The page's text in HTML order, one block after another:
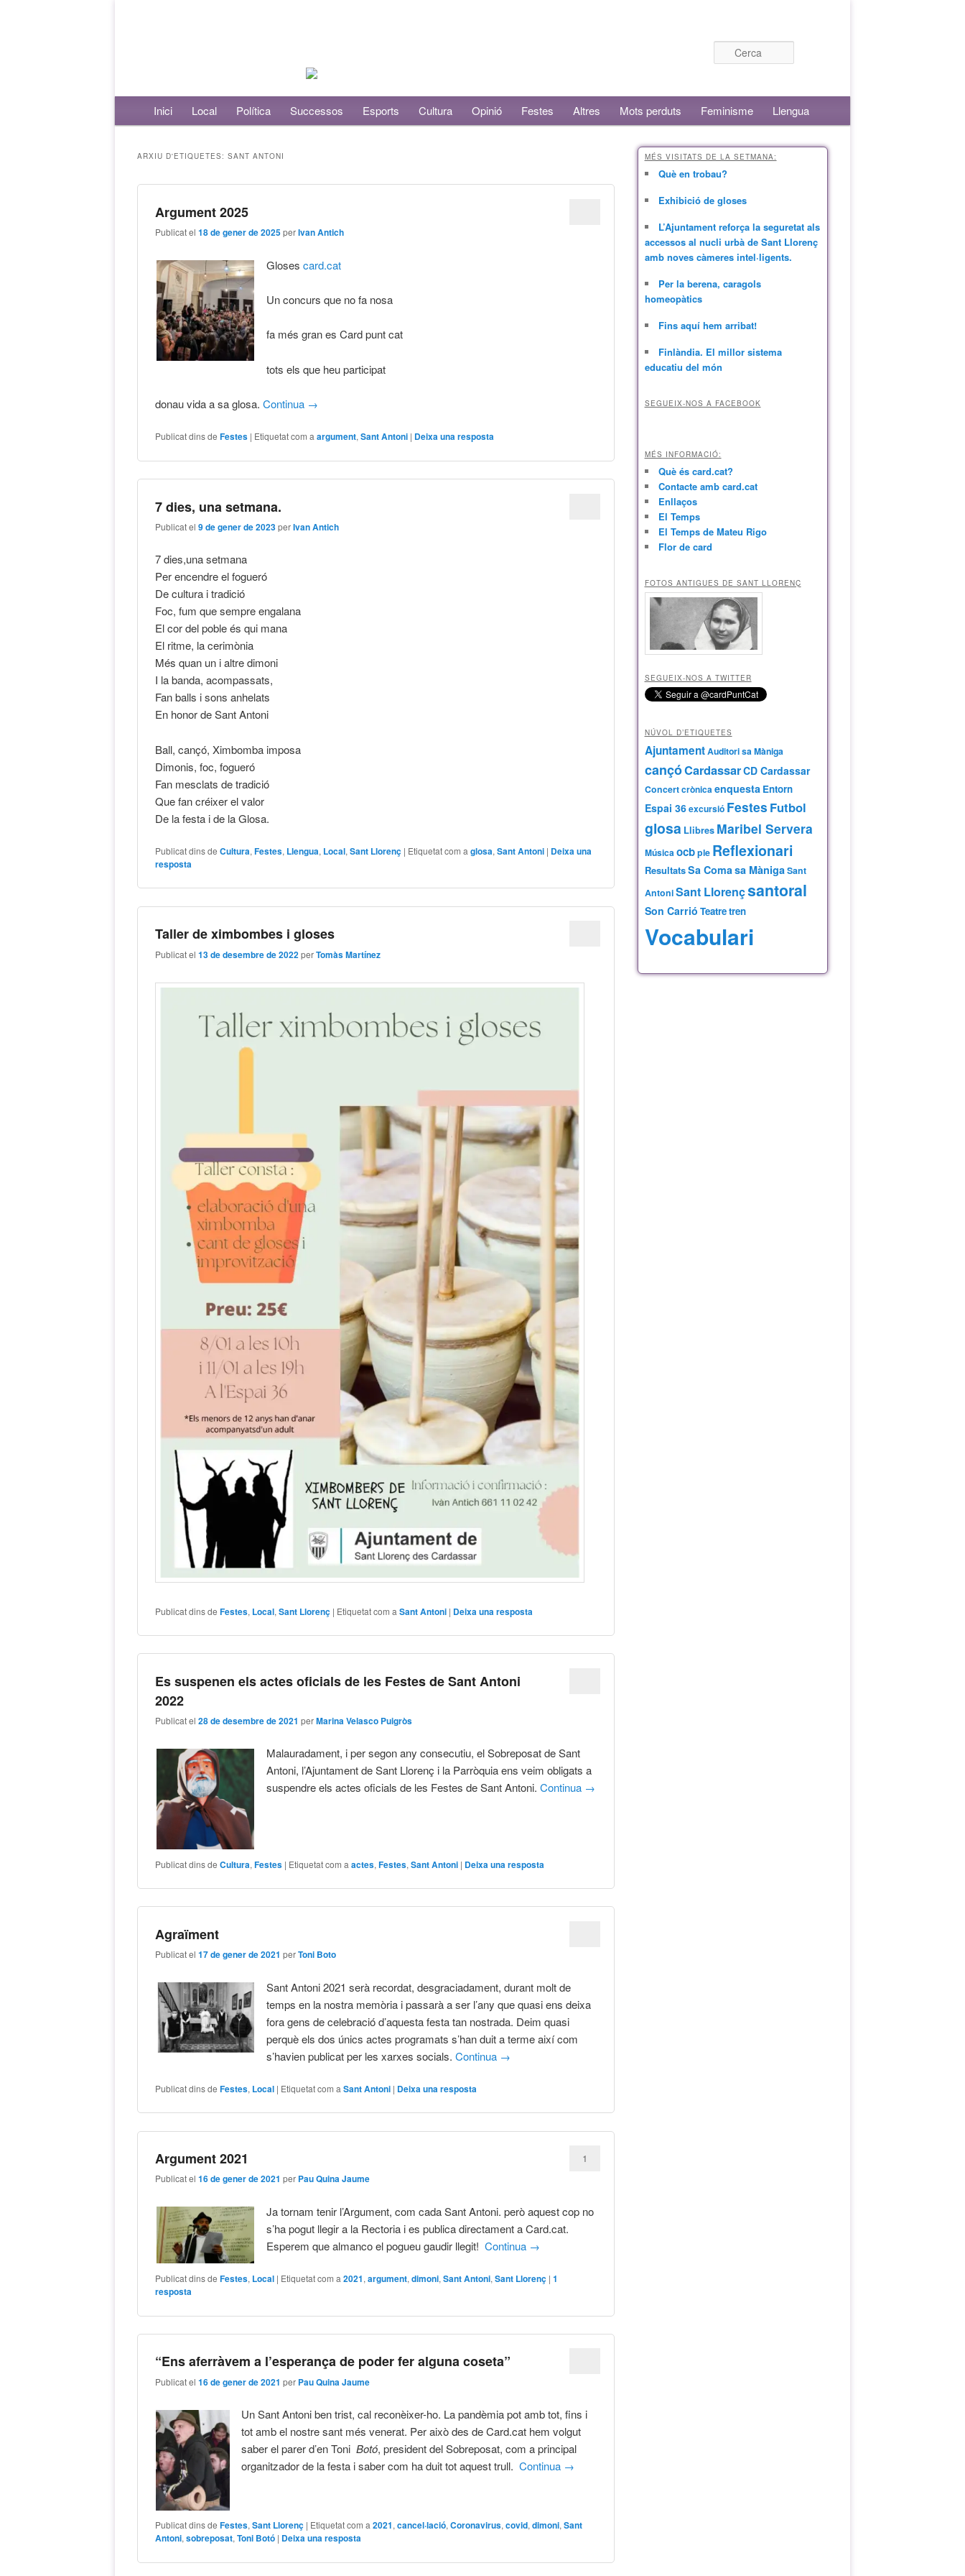
Menú principalAneu al contingut principal
Aneu al contingut secundari
Inici Local Política Successos Esports Cultura Opinió Festes Altres Mots perduts Feminisme Llengua
ARXIU D'ETIQUETES: SANT ANTONI
Argument 2025
Publicat el18 de gener de 2025perIvan Antich
Glosescard.cat
Un concurs que no fa nosa
fa més gran es Card punt cat
tots els que heu participat
donau vida a sa glosa.Continua →
Publicat dins de Festes | Etiquetat com a argument,Sant Antoni | Deixa una resposta
7 dies, una setmana.
Publicat el9 de gener de 2023perIvan Antich
7 dies,una setmana
Per encendre el fogueró
De cultura i tradició
Foc, fum que sempre engalana
El cor del poble és qui mana
El ritme, la cerimònia
Més quan un i altre dimoni
I la banda, acompassats,
Fan balls i sons anhelats
En honor de Sant Antoni
Ball, cançó, Ximbomba imposa
Dimonis, foc, fogueró
Fan mesclats de tradició
Que fan créixer el valor
De la festa i de la Glosa.
Publicat dins de Cultura,Festes, Llengua, Local,Sant Llorenç | Etiquetat com a glosa,Sant Antoni | Deixa una
resposta
Taller de ximbombes i gloses
Publicat el13 de desembre de 2022perTomàs Martínez
Publicat dins de Festes, Local,Sant Llorenç | Etiquetat com a Sant Antoni | Deixa una resposta
Es suspenen els actes oficials de les Festes de Sant Antoni
2022
Publicat el28 de desembre de 2021 perMarina Velasco Puigròs
Malauradament, i per segon any consecutiu, el Sobreposat de Sant
Antoni, l’Ajuntament de Sant Llorenç i la Parròquia ens veim obligats a
suspendre els actes oficials de les Festes de Sant Antoni.Continua →
Publicat dins de Cultura,Festes | Etiquetat com a actes,Festes,Sant Antoni | Deixa una resposta
Agraïment
Publicat el17 de gener de 2021 perToni Boto
Sant Antoni 2021 serà recordat, desgraciadament, durant molt de
temps en la nostra memòria i passarà a ser l’any que quasi ens deixa
fora gens de celebració d’aquesta festa tan nostrada. Deim quasi
perquè els dos únics actes programats s’han duit a terme així com
s’havien publicat per les xarxes socials.Continua →
Publicat dins de Festes, Local | Etiquetat com a Sant Antoni | Deixa una resposta
Argument 2021
Publicat el16 de gener de 2021 per Pau Quina Jaume
1
Ja tornam tenir l’Argument, com cada Sant Antoni. però aquest cop no
s’ha pogut llegir a la Rectoria i es publica directament a Card.cat.
Esperem que almanco el pogueu gaudir llegit!Continua →
Publicat dins de Festes, Local | Etiquetat com a 2021,argument,dimoni,Sant Antoni,Sant Llorenç |1
resposta
“Ens aferràvem a l’esperança de poder fer alguna coseta”
Publicat el16 de gener de 2021 per Pau Quina Jaume
Un Sant Antoni ben trist, cal reconèixer-ho. La pandèmia pot amb tot, fins i
tot amb el nostre sant més venerat. Per això des de Card.cat hem volgut
saber el parer d’en ToniBotó, president del Sobreposat, com a principal
organitzador de la festa i saber com ha duit tot aquest trull.Continua →
Publicat dins de Festes,Sant Llorenç | Etiquetat com a 2021,cancel·lació,Coronavirus,covid,dimoni,Sant
Antoni,sobreposat,Toni Botó | Deixa una resposta
MÉS VISITATS DE LA SETMANA:
Què en trobau?
Exhibició de gloses
L’Ajuntament reforça la seguretat als
accessos al nucli urbà de Sant Llorenç
amb noves càmeres intel·ligents.
Per la berena, caragols
homeopàtics
Fins aquí hem arribat!
Finlàndia. El millor sistema
educatiu del món
SEGUEIX-NOS A FACEBOOK
MÉS INFORMACIÓ:
Què és card.cat?
Contacte amb card.cat
Enllaços
El Temps
El Temps de Mateu Rigo
Flor de card
FOTOS ANTIGUES DE SANT LLORENÇ
SEGUEIX-NOS A TWITTER
NÚVOL D’ETIQUETES
AjuntamentAuditori sa Màniga
cançóCardassarCD Cardassar
Concertcrònicaenquesta Entorn
Espai 36excursió Festes Futbol
glosa Llibres Maribel Servera
Músicaocbple Reflexionari
ResultatsSa Comasa MànigaSant
AntoniSant Llorençsantoral
Son Carrió Teatretren
Vocabulari